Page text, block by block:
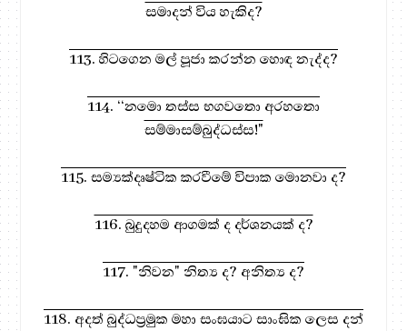
සමාදන් විය හැකිද?
113. හිටගෙන මල් පූජා කරන්න හොඳ නැද්ද?
114. ‘‘නමො තස්ස භගවතො අරහතො
සම්මාසම්බුද්ධස්ස!"
115. සම්‍යක්දෘෂ්ටික කරවීමේ විපාක මොනවා ද?
116. බුදුදහම ආගමක් ද දර්ශනයක් ද?
117. "නිවන" නිත්‍ය ද? අනිත්‍ය ද?
118. අදත් බුද්ධප්‍රමුක මහා සංඝයාට සාංඝික ලෙස දන්